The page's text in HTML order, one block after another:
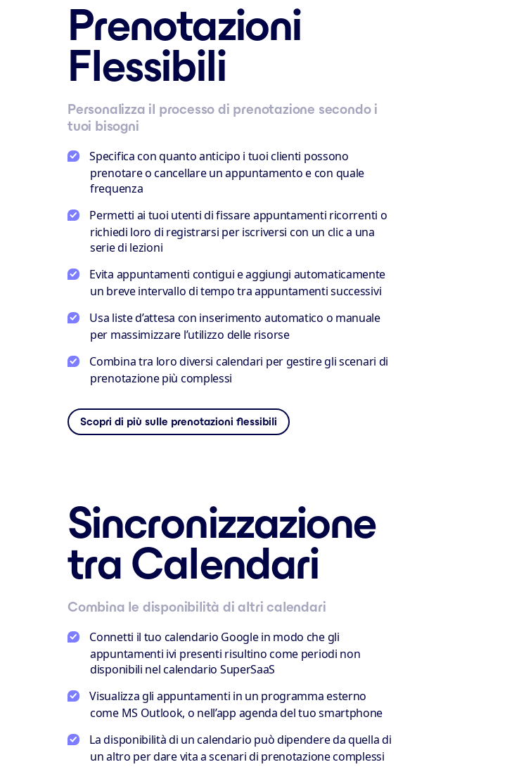
Prenotazioni
Flessibili
Personalizza il processo di prenotazione secondo i
tuoi bisogni
Specifica con quanto anticipo i tuoi clienti possono
prenotare o cancellare un appuntamento e con quale
frequenza
Permetti ai tuoi utenti di fissare appuntamenti ricorrenti o
richiedi loro di registrarsi per iscriversi con un clic a una
serie di lezioni
Evita appuntamenti contigui e aggiungi automaticamente
un breve intervallo di tempo tra appuntamenti successivi
Usa liste d’attesa con inserimento automatico o manuale
per massimizzare l’utilizzo delle risorse
Combina tra loro diversi calendari per gestire gli scenari di
prenotazione più complessi
Scopri di più sulle prenotazioni flessibili
Sincronizzazione
tra Calendari
Combina le disponibilità di altri calendari
Connetti il tuo calendario Google in modo che gli
appuntamenti ivi presenti risultino come periodi non
disponibili nel calendario SuperSaaS
Visualizza gli appuntamenti in un programma esterno
come MS Outlook, o nell’app agenda del tuo smartphone
La disponibilità di un calendario può dipendere da quella di
un altro per dare vita a scenari di prenotazione complessi